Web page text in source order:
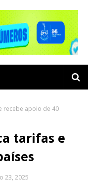
recebe apoio de 40
tarifas e
23, 2025